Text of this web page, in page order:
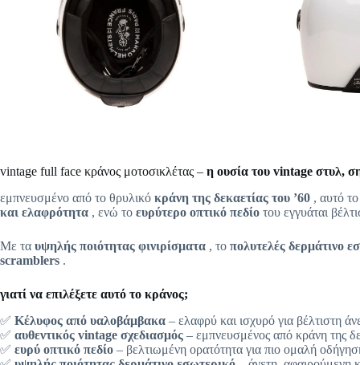
vintage full face κράνος μοτοσικλέτας – η ουσία του vintage στυλ,
εμπνευσμένο από το θρυλικό κράνη της δεκαετίας του ’60 , αυτό
και ελαφρότητα , ενώ το ευρύτερο οπτικό πεδίο του εγγυάται
Με τα υψηλής ποιότητας φινιρίσματα , το πολυτελές δερμάτινο
scramblers .
γιατί να επιλέξετε αυτό το κράνος;
✅ Κέλυφος από υαλοβάμβακα – ελαφρύ και ισχυρό για βέλτιστη
✅ αυθεντικός vintage σχεδιασμός – εμπνευσμένος από κράνη της
✅ ευρύ οπτικό πεδίο – βελτιωμένη ορατότητα για πιο ομαλή